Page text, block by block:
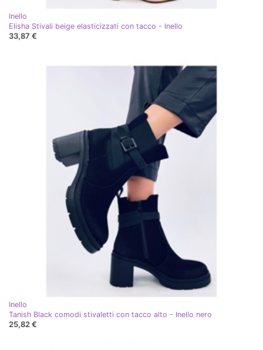
Inello
Elisha Stivali beige elasticizzati con tacco - Inello
33,87 €
Inello
Tanish Black comodi stivaletti con tacco alto - Inello nero
25,82 €